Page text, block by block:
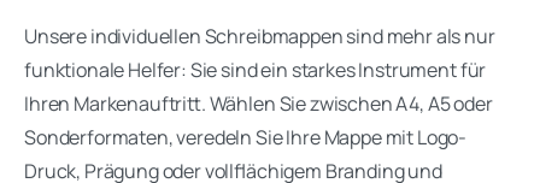
Unsere individuellen Schreibmappen sind mehr als nur
funktionale Helfer: Sie sind ein starkes Instrument für
Ihren Markenauftritt. Wählen Sie zwischen A4, A5 oder
Sonderformaten, veredeln Sie Ihre Mappe mit Logo-
Druck, Prägung oder vollflächigem Branding und